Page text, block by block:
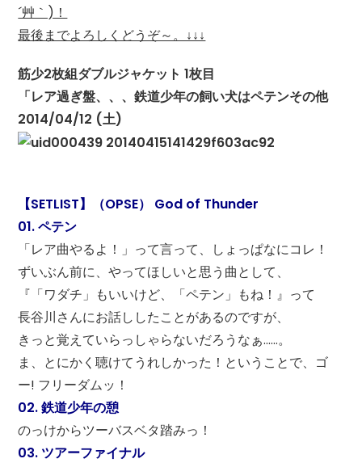
´艸｀)！
最後までよろしくどうぞ～。↓↓↓
筋少2枚組ダブルジャケット 1枚目
「レア過ぎ盤、、、鉄道少年の飼い犬はペテンその他
2014/04/12 (土)
【SETLIST】（OPSE） God of Thunder
01. ペテン
「レア曲やるよ！」って言って、しょっぱなにコレ！
ずいぶん前に、やってほしいと思う曲として、
『「ワダチ」もいいけど、「ペテン」もね！』って
長谷川さんにお話ししたことがあるのですが、
きっと覚えていらっしゃらないだろうなぁ……。
ま、とにかく聴けてうれしかった！ということで、ゴ
ー! フリーダムッ！
02. 鉄道少年の憩
のっけからツーバスベタ踏みっ！
03. ツアーファイナル